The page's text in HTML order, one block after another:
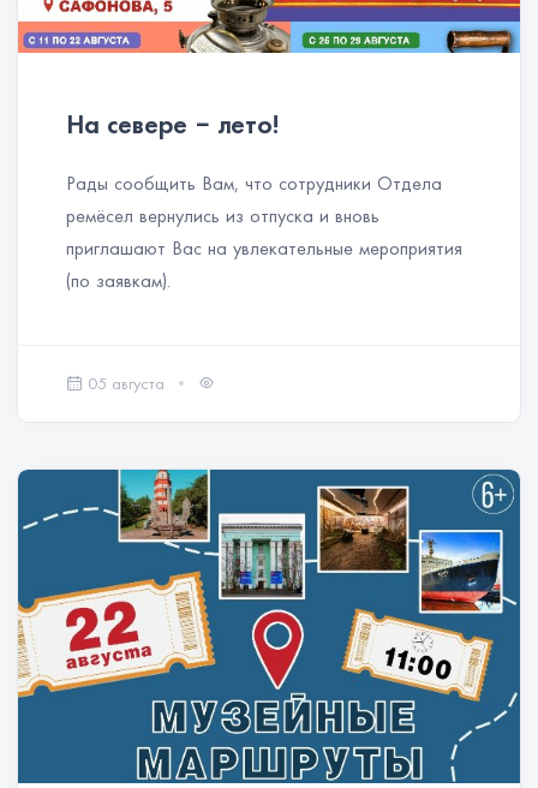
На севере − лето!
Рады сообщить Вам, что сотрудники Отдела
ремёсел вернулись из отпуска и вновь
приглашают Вас на увлекательные мероприятия
(по заявкам).
05 августа